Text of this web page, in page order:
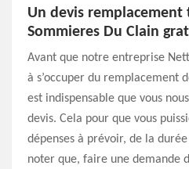
Un devis
Sommieres Du Clain
Avant que notre entreprise
à s’occuper du remplacement
est indispensable que vous
devis. Cela pour que vous
dépenses à prévoir, de la
noter que, faire une demande